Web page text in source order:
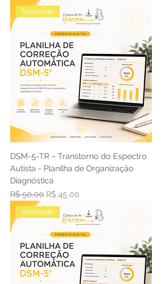
Novidade
DSM-5-TR – Transtorno do Espectro
Autista - Planilha de Organização
Diagnóstica
Preço normal
R$ 50,00 Preço promocional
R$ 45,00
Novidade